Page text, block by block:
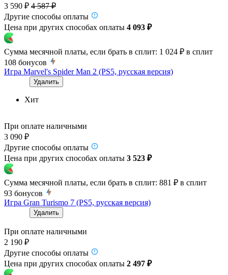
3 590 ₽ 4 587 ₽
Другие способы оплаты
Цена при других способах оплаты 4 093 ₽
Сумма месячной платы, если брать в сплит: 1 024 ₽ в сплит
108 бонусов
Игра Marvel's Spider Man 2 (PS5, русская версия)
Удалить
Хит
При оплате наличными
3 090 ₽
Другие способы оплаты
Цена при других способах оплаты 3 523 ₽
Сумма месячной платы, если брать в сплит: 881 ₽ в сплит
93 бонусов
Игра Gran Turismo 7 (PS5, русская версия)
Удалить
При оплате наличными
2 190 ₽
Другие способы оплаты
Цена при других способах оплаты 2 497 ₽